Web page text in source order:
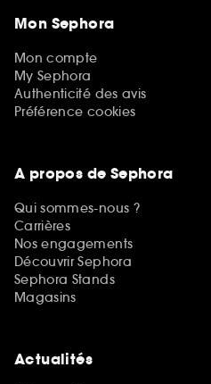
Mon Sephora
Mon compte
My Sephora
Authenticité des avis
Préférence cookies
A propos de Sephora
Qui sommes-nous ?
Carrières
Nos engagements
Découvrir Sephora
Sephora Stands
Magasins
Actualités